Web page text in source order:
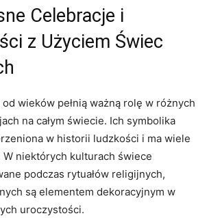
Celebracje i
z Użyciem⁣ Świec
wieków pełnią ⁤ważną‌ rolę w różnych
⁤na całym świecie. Ich​ symbolika
w historii ludzkości i ma wiele
W niektórych kulturach świece
podczas ​rytuałów religijnych,
są elementem dekoracyjnym w
uroczystości.